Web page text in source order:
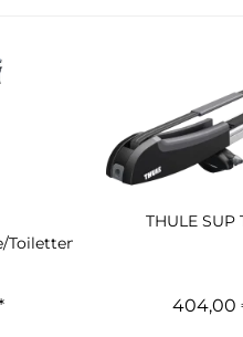
THULE SUP
404,00